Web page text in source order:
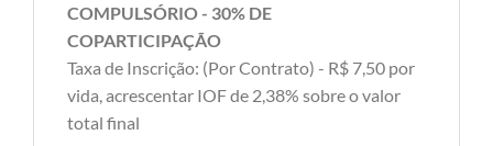
COMPULSÓRIO - 30% DE
COPARTICIPAÇÃO
Taxa de Inscrição: (Por Contrato) - R$ 7,50 por
vida, acrescentar IOF de 2,38% sobre o valor
total final